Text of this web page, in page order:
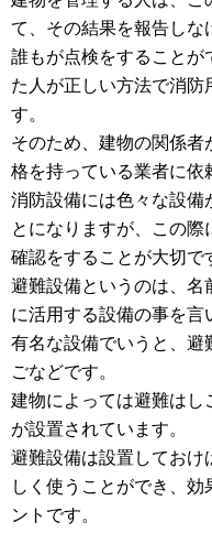
て、その結果を報告しな
誰もが点検をすることが
た人が正しい方法で消防
す。
そのため、建物の関係者
格を持っている業者に依
消防設備には色々な設備
とになりますが、この際
確認をすることが大切で
避難設備というのは、名
に活用する設備の事を言
有名な設備でいうと、避
ごなどです。
建物によっては避難はし
が設置されています。
避難設備は設置しておけ
しく使うことができ、
ントです。